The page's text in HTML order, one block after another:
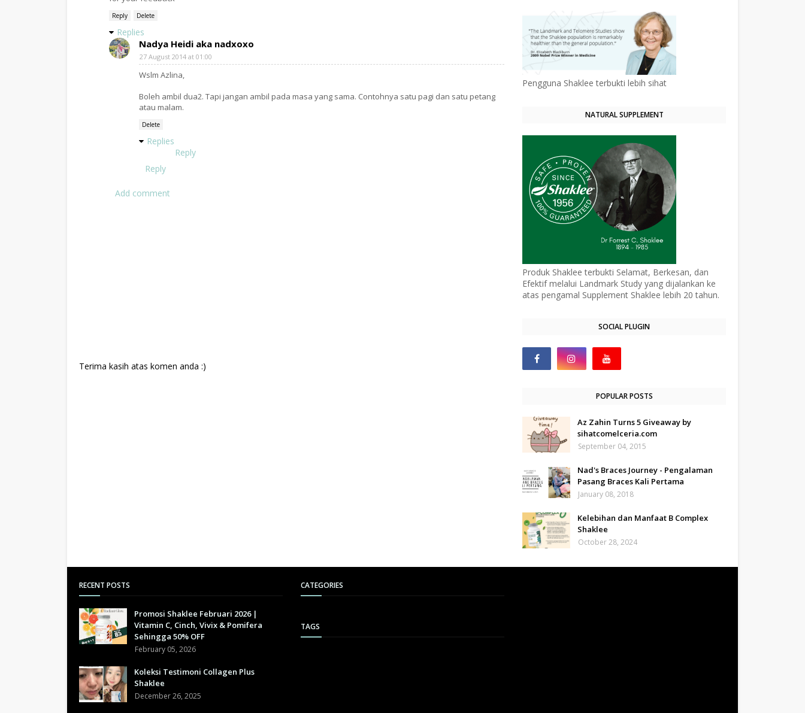
Reply Delete
Replies
Nadya Heidi aka nadxoxo
27 August 2014 at 01:00
Wslm Azlina,
Boleh ambil dua2. Tapi jangan ambil pada masa yang sama. Contohnya satu pagi dan satu petang
atau malam.
Delete
Replies
Reply
Reply
Add comment
Terima kasih atas komen anda :)
Pengguna Shaklee terbukti lebih sihat
NATURAL SUPPLEMENT
Produk Shaklee terbukti Selamat, Berkesan, dan
Efektif melalui Landmark Study yang dijalankan ke
atas pengamal Supplement Shaklee lebih 20 tahun.
SOCIAL PLUGIN
POPULAR POSTS
Az Zahin Turns 5 Giveaway by
sihatcomelceria.com
September 04, 2015
Nad's Braces Journey - Pengalaman
Pasang Braces Kali Pertama
January 08, 2018
Kelebihan dan Manfaat B Complex
Shaklee
October 28, 2024
RECENT POSTS
Promosi Shaklee Februari 2026 |
Vitamin C, Cinch, Vivix & Pomifera
Sehingga 50% OFF
February 05, 2026
Koleksi Testimoni Collagen Plus
Shaklee
December 26, 2025
CATEGORIES
TAGS